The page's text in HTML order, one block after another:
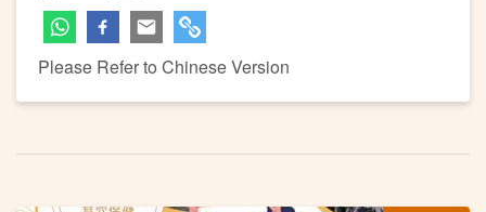
Please Refer to Chinese Version